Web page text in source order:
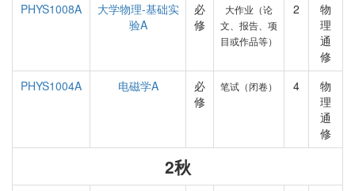
PHYS1008A
大学物理-基础实
验A
必
修
大作业（论
文、报告、项
目或作品等）
2
物
理
通
修
PHYS1004A
电磁学A
必
修
笔试（闭卷） 4
物
理
通
修
2秋